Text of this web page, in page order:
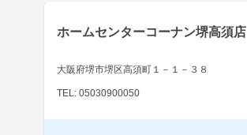
ホームセンターコーナン堺高須店
大阪府堺市堺区高須町１－１－３８
TEL: 05030900050